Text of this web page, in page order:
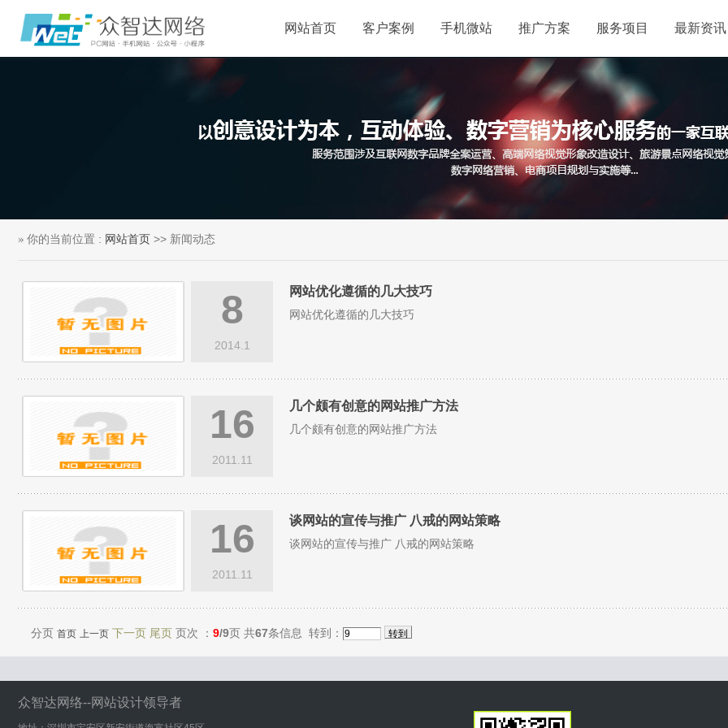
网站首页 客户案例 手机微站 推广方案 服务项目 最新资讯
你的当前位置 : 网站首页 >> 新闻动态
8
2014.1
网站优化遵循的几大技巧
网站优化遵循的几大技巧
16
2011.11
几个颇有创意的网站推广方法
几个颇有创意的网站推广方法
16
2011.11
谈网站的宣传与推广 八戒的网站策略
谈网站的宣传与推广 八戒的网站策略
分页 首页 上一页 下一页 尾页 页次 ： 9/9页 共67条信息 转到：
众智达网络--网站设计领导者